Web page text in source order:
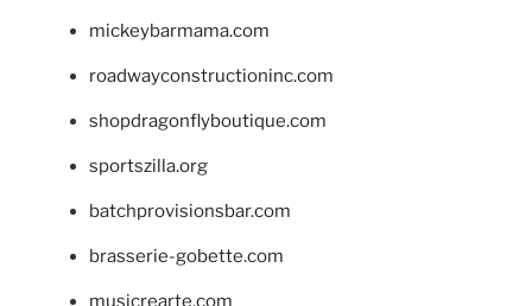
mickeybarmama.com
roadwayconstructioninc.com
shopdragonflyboutique.com
sportszilla.org
batchprovisionsbar.com
brasserie-gobette.com
musicrearte.com